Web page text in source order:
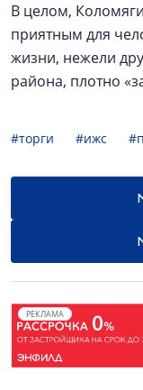
В целом,
приятным для
жизни, нежели
района, плотно
#торги #ижс
РЕКЛАМА